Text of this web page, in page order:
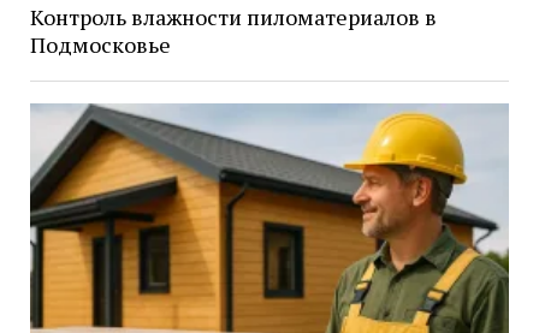
Контроль влажности пиломатериалов в
Подмосковье